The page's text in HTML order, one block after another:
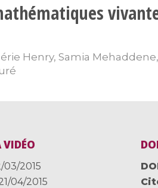
Henry, Samia Mehaddene,
03/2015
04/2015